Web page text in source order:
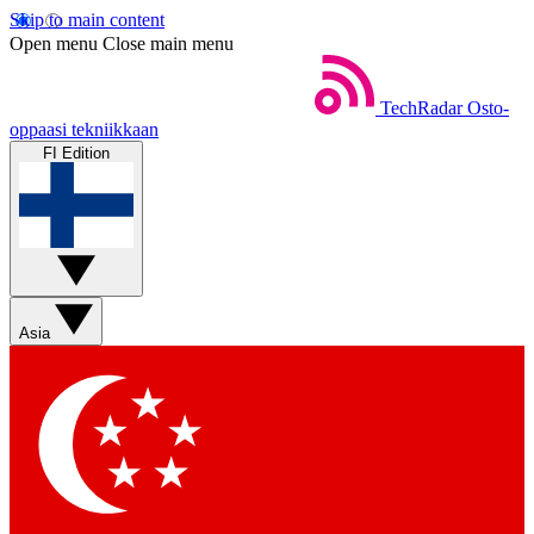
Skip to main content
Open menu Close main menu
TechRadar Osto-
oppaasi tekniikkaan
FI Edition
Asia